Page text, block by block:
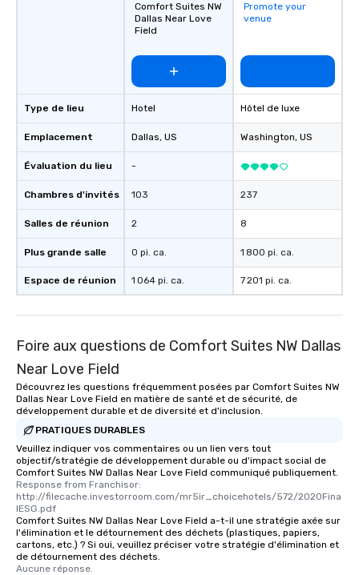
Type de lieu
Emplacement
Évaluation du lieu
Chambres d'invités
Salles de réunion
Plus grande salle
Espace de réunion
Comfort Suites NW
Dallas Near Love
Field
Hotel
Dallas, US
-
103
2
0 pi. ca.
1 064 pi. ca.
Promote your
venue
Hôtel de luxe
Washington, US
237
8
1 800 pi. ca.
7 201 pi. ca.
Foire aux questions de Comfort Suites NW Dallas
Near Love Field
Découvrez les questions fréquemment posées par Comfort Suites NW
Dallas Near Love Field en matière de santé et de sécurité, de
développement durable et de diversité et d'inclusion.
PRATIQUES DURABLES
Veuillez indiquer vos commentaires ou un lien vers tout
objectif/stratégie de développement durable ou d'impact social de
Comfort Suites NW Dallas Near Love Field communiqué publiquement.
Response from Franchisor:
http://filecache.investorroom.com/mr5ir_choicehotels/572/2020Fina
lESG.pdf
Comfort Suites NW Dallas Near Love Field a-t-il une stratégie axée sur
l'élimination et le détournement des déchets (plastiques, papiers,
cartons, etc.) ? Si oui, veuillez préciser votre stratégie d'élimination et
de détournement des déchets.
Aucune réponse.